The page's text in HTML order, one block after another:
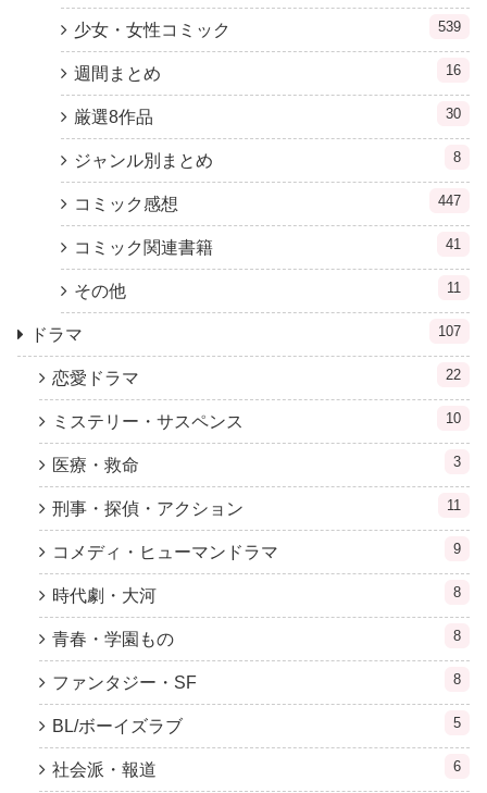
少女・女性コミック 539
週間まとめ 16
厳選8作品 30
ジャンル別まとめ 8
コミック感想 447
コミック関連書籍 41
その他 11
ドラマ 107
恋愛ドラマ 22
ミステリー・サスペンス 10
医療・救命 3
刑事・探偵・アクション 11
コメディ・ヒューマンドラマ 9
時代劇・大河 8
青春・学園もの 8
ファンタジー・SF 8
BL/ボーイズラブ 5
社会派・報道 6